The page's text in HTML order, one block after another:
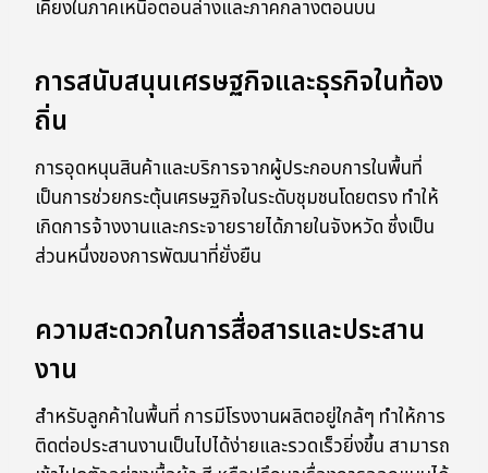
เคียงในภาคเหนือตอนล่างและภาคกลางตอนบน
การสนับสนุนเศรษฐกิจและธุรกิจในท้อง
ถิ่น
การอุดหนุนสินค้าและบริการจากผู้ประกอบการในพื้นที่
เป็นการช่วยกระตุ้นเศรษฐกิจในระดับชุมชนโดยตรง ทำให้
เกิดการจ้างงานและกระจายรายได้ภายในจังหวัด ซึ่งเป็น
ส่วนหนึ่งของการพัฒนาที่ยั่งยืน
ความสะดวกในการสื่อสารและประสาน
งาน
สำหรับลูกค้าในพื้นที่ การมีโรงงานผลิตอยู่ใกล้ๆ ทำให้การ
ติดต่อประสานงานเป็นไปได้ง่ายและรวดเร็วยิ่งขึ้น สามารถ